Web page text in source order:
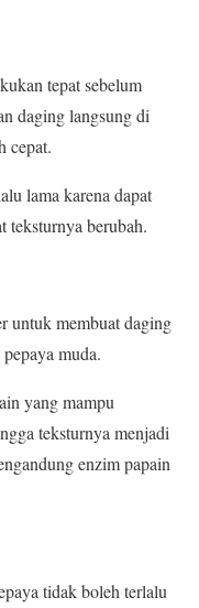
tepat sebelum
daging langsung di
cepat.
lama karena dapat
teksturnya berubah.
untuk membuat daging
muda.
yang mampu
teksturnya menjadi
enzim papain
tidak boleh terlalu